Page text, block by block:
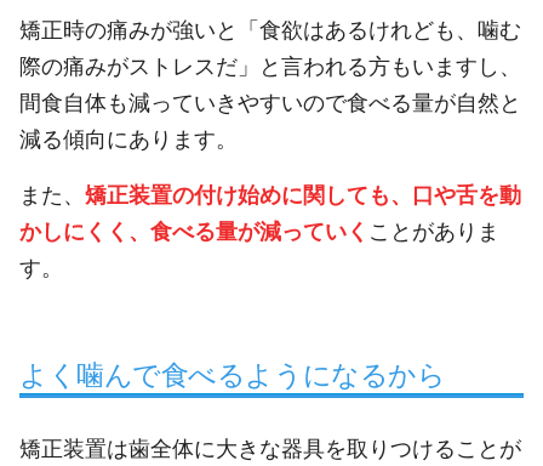
矯正時の痛みが強いと「食欲はあるけれども、噛む
際の痛みがストレスだ」と言われる方もいますし、
間食自体も減っていきやすいので食べる量が自然と
減る傾向にあります。
また、 矯正装置の付け始めに関しても、口や舌を動
かしにくく、食べる量が減っていく ことがありま
す。
よく噛んで食べるようになるから
矯正装置は歯全体に大きな器具を取りつけることが